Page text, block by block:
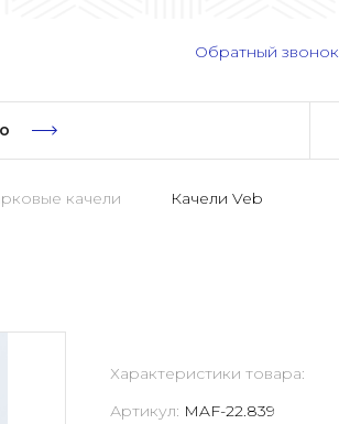
Обратный звонок
качели Качели Veb
Характеристики товара:
Артикул: MAF-22.839